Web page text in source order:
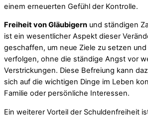
einem erneuerten Gefühl der Kontrolle.
Freiheit von Gläubigern und ständigen
ist ein wesentlicher Aspekt dieser
geschaffen, um neue Ziele zu setzen und
verfolgen, ohne die ständige Angst vor
Verstrickungen. Diese Befreiung kann
sich auf die wichtigen Dinge im Leben
Familie oder persönliche Interessen.
Ein weiterer Vorteil der Schuldenfreiheit